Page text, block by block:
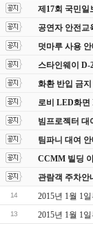
제17회 국민일
공연자 안전교
덧마루 사용 안
스타인웨이 D-
화환 반입 금
로비 LED화면
빔프로젝터 대
팀파니 대여 안
CCMM 빌딩
관람객 주차안
14 2015년 1월 1
13 2015년 1월 1